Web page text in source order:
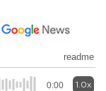
readme
0:00 1.0x